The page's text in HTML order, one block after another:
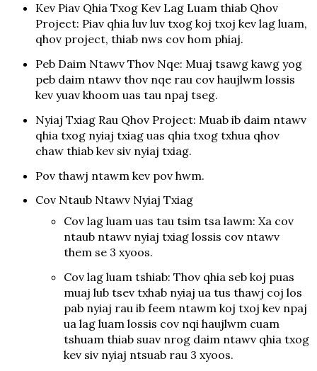
Kev Piav Qhia Txog Kev Lag Luam thiab Qhov
Project: Piav qhia luv luv txog koj txoj kev lag luam,
qhov project, thiab nws cov hom phiaj.
Peb Daim Ntawv Thov Nqe: Muaj tsawg kawg yog
peb daim ntawv thov nqe rau cov haujlwm lossis
kev yuav khoom uas tau npaj tseg.
Nyiaj Txiag Rau Qhov Project: Muab ib daim ntawv
qhia txog nyiaj txiag uas qhia txog txhua qhov
chaw thiab kev siv nyiaj txiag.
Pov thawj ntawm kev pov hwm.
Cov Ntaub Ntawv Nyiaj Txiag
Cov lag luam uas tau tsim tsa lawm: Xa cov
ntaub ntawv nyiaj txiag lossis cov ntawv
them se 3 xyoos.
Cov lag luam tshiab: Thov qhia seb koj puas
muaj lub tsev txhab nyiaj ua tus thawj coj los
pab nyiaj rau ib feem ntawm koj txoj kev npaj
ua lag luam lossis cov nqi haujlwm cuam
tshuam thiab suav nrog daim ntawv qhia txog
kev siv nyiaj ntsuab rau 3 xyoos.